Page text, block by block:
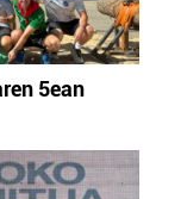
5ean